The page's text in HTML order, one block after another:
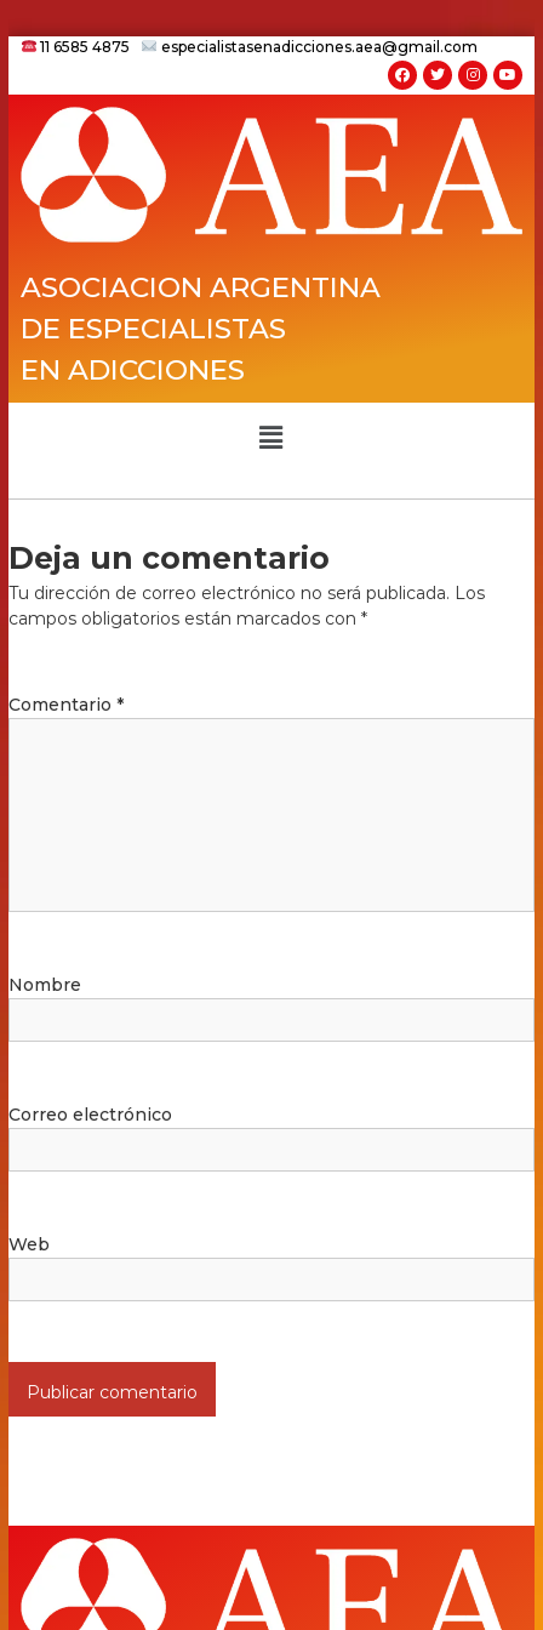
11 6585 4875 especialistasenadicciones.aea@gmail.com
ASOCIACION ARGENTINA
DE ESPECIALISTAS
EN ADICCIONES
Deja un comentario
Tu dirección de correo electrónico no será publicada. Los
campos obligatorios están marcados con *
Comentario *
Nombre
Correo electrónico
Web